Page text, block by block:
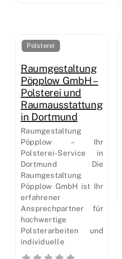
Polsterei
Raumgestaltung
Pöpplow GmbH –
Polsterei und
Raumausstattung
in Dortmund
Raumgestaltung
Pöpplow – Ihr
Polsterei-Service in
Dortmund Die
Raumgestaltung
Pöpplow GmbH ist Ihr
erfahrener
Ansprechpartner für
hochwertige
Polsterarbeiten und
individuelle